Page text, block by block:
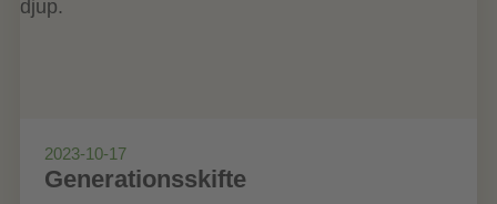
2023-10-17
Generationsskifte